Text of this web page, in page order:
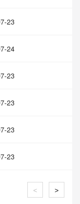
23
24
23
23
23
23
< >